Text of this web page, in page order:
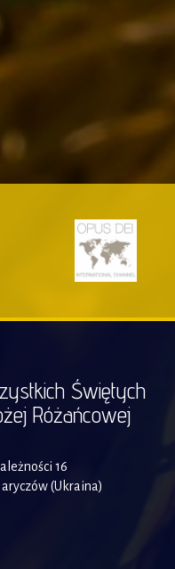
Świętych
Różańcowej
16
(Ukraina)